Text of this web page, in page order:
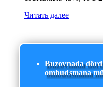
Читать далее
Buzovnada
ombudsmana